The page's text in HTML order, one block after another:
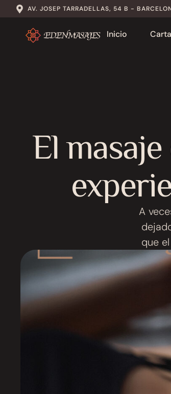
AV. JOSEP TARRADELLAS, 54 B -
Inicio
El
A
que